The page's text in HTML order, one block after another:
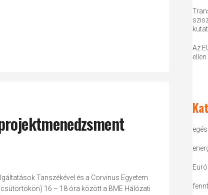
Tanszékével és a Corvinus Egyetem
16 – 18 óra között a BME Hálózati
Az
ellen